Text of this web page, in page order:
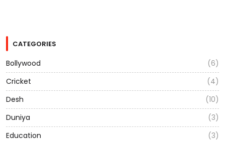
CATEGORIES
Bollywood
(6)
Cricket
(4)
Desh
(10)
Duniya
(3)
Education
(3)